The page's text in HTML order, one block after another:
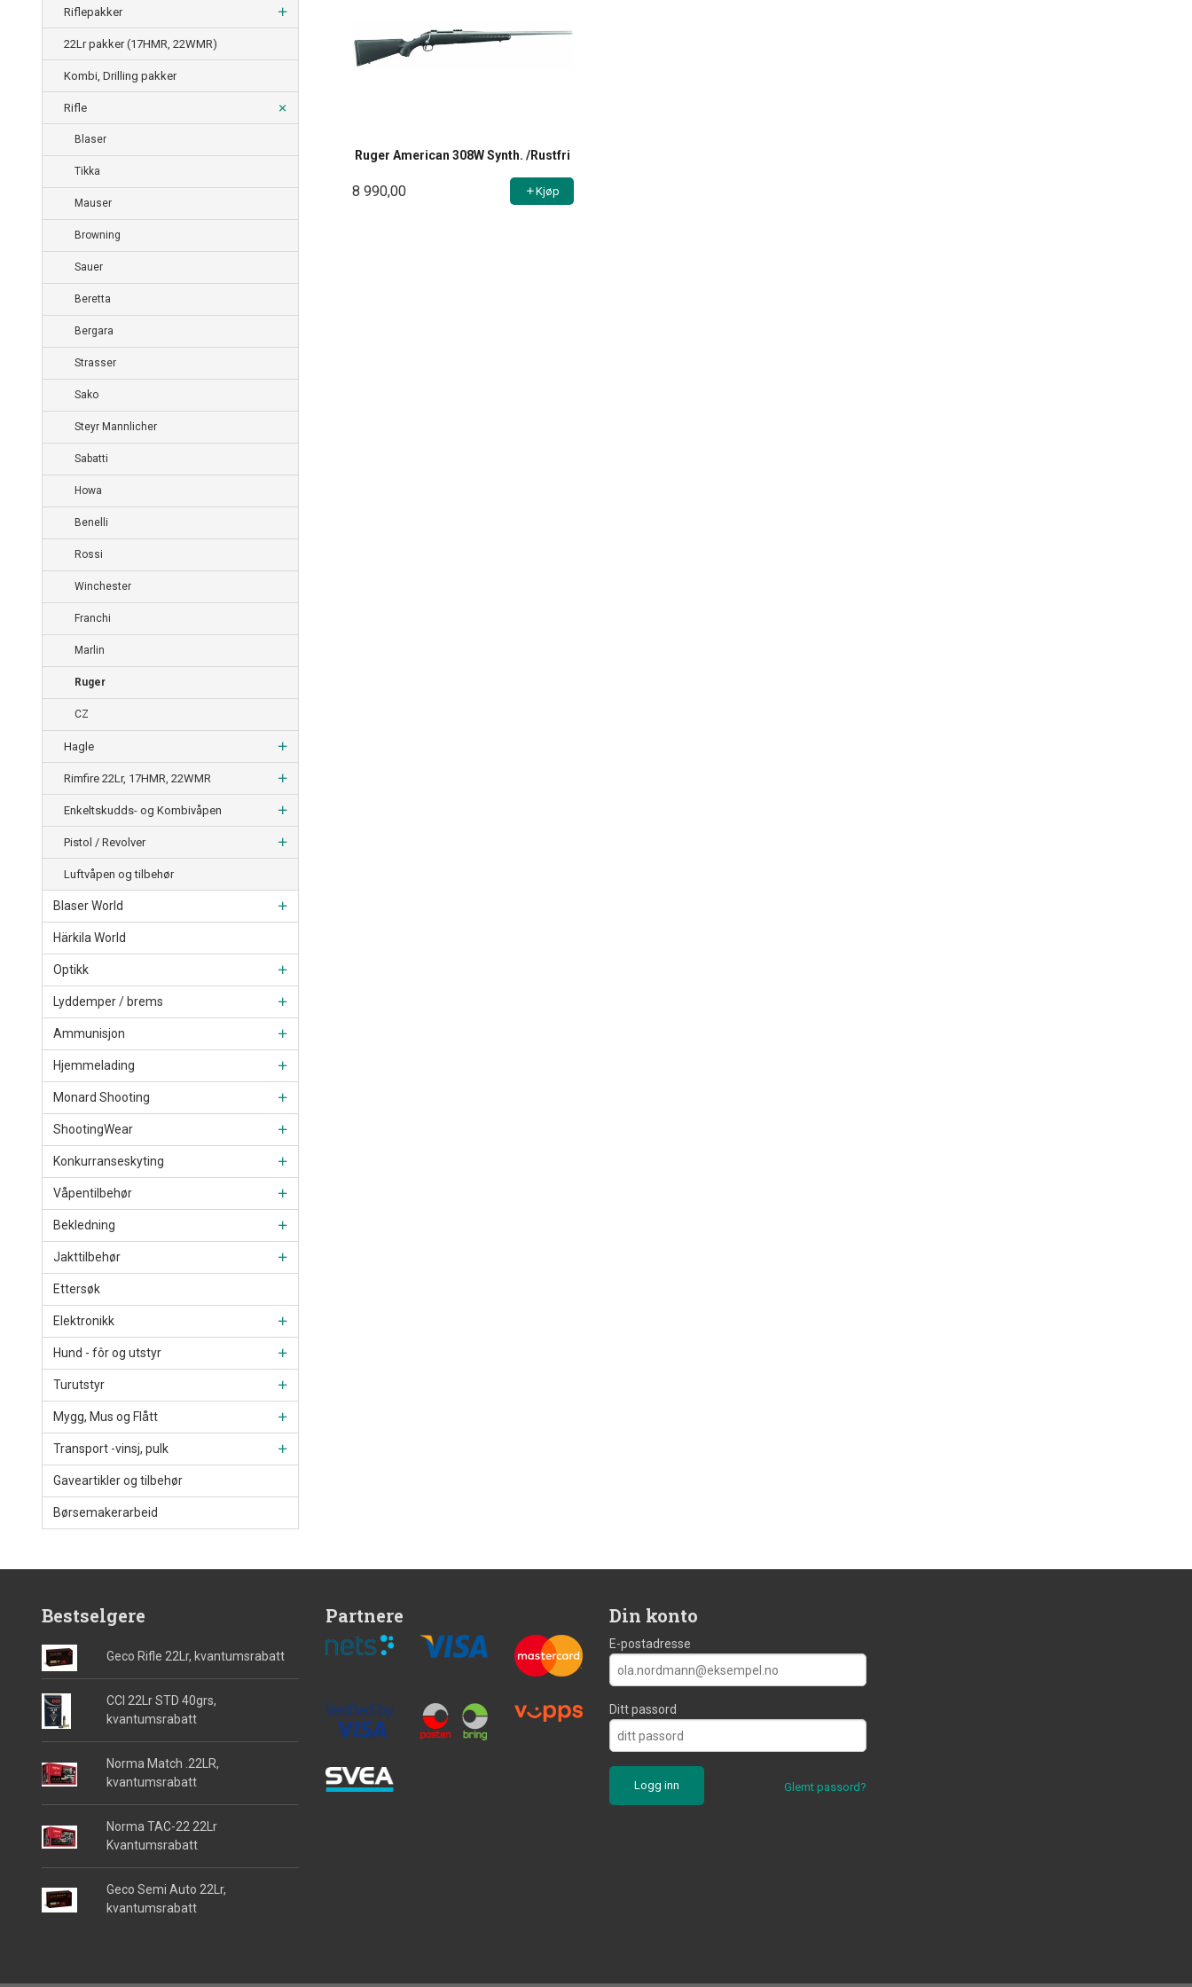
Riflepakker
22Lr pakker (17HMR, 22WMR)
Kombi, Drilling pakker
Rifle
Blaser
Tikka
Mauser
Browning
Sauer
Beretta
Bergara
Strasser
Sako
Steyr Mannlicher
Sabatti
Howa
Benelli
Rossi
Winchester
Franchi
Marlin
Ruger
CZ
Hagle
Rimfire 22Lr, 17HMR, 22WMR
Enkeltskudds- og Kombivåpen
Pistol / Revolver
Luftvåpen og tilbehør
Blaser World
Härkila World
Optikk
Lyddemper / brems
Ammunisjon
Hjemmelading
Monard Shooting
ShootingWear
Konkurranseskyting
Våpentilbehør
Bekledning
Jakttilbehør
Ettersøk
Elektronikk
Hund - fôr og utstyr
Turutstyr
Mygg, Mus og Flått
Transport -vinsj, pulk
Gaveartikler og tilbehør
Børsemakerarbeid
Ruger American 308W Synth. /Rustfri
8 990,00 Kjøp
Bestselgere
Geco Rifle 22Lr, kvantumsrabatt
CCI 22Lr STD 40grs,
kvantumsrabatt
Norma Match .22LR,
kvantumsrabatt
Norma TAC-22 22Lr
Kvantumsrabatt
Geco Semi Auto 22Lr,
kvantumsrabatt
Partnere Din konto
E-postadresse
Ditt passord
Glemt passord?